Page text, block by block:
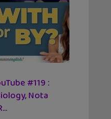
#119 :
Nota